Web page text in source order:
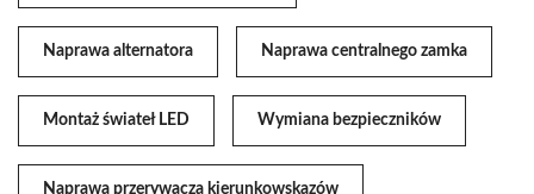
Naprawa alternatora Naprawa centralnego zamka
Montaż świateł LED Wymiana bezpieczników
Naprawa przerywacza kierunkowskazów